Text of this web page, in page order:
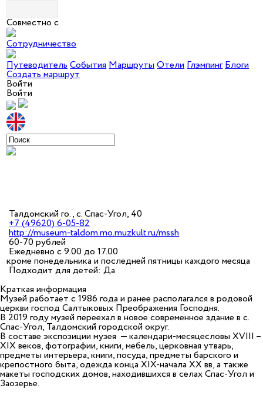
Совместно с
Сотрудничество
ПутеводительСобытияМаршрутыОтелиГлэмпингБлоги
Создать маршрут
Войти
Войти
Талдомский го., с. Спас-Угол, 40
+7 (49620) 6-05-82
http://museum-taldom.mo.muzkult.ru/mssh
60-70 рублей
Ежедневно с 9.00 до 17.00
кроме понедельника и последней пятницы каждого месяца
Подходит для детей: Да
Краткая информация
Музей работает с 1986 года и ранее располагался в родовой
церкви господ Салтыковых Преображения Господня.
В 2019 году музей переехал в новое современное здание в с.
Спас-Угол, Талдомский городской округ.
В составе экспозиции музея — календари-месяцесловы XVIII –
XIX веков, фотографии, книги, мебель, церковная утварь,
предметы интерьера, книги, посуда, предметы барского и
крепостного быта, одежда конца XIX-начала ХХ вв, а также
макеты господских домов, находившихся в селах Спас-Угол и
Заозерье.